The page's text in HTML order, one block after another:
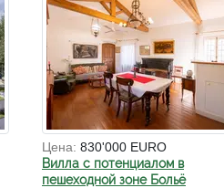
Цена: 830'000 EURO
Вилла с потенциалом в
пешеходной зоне Больё